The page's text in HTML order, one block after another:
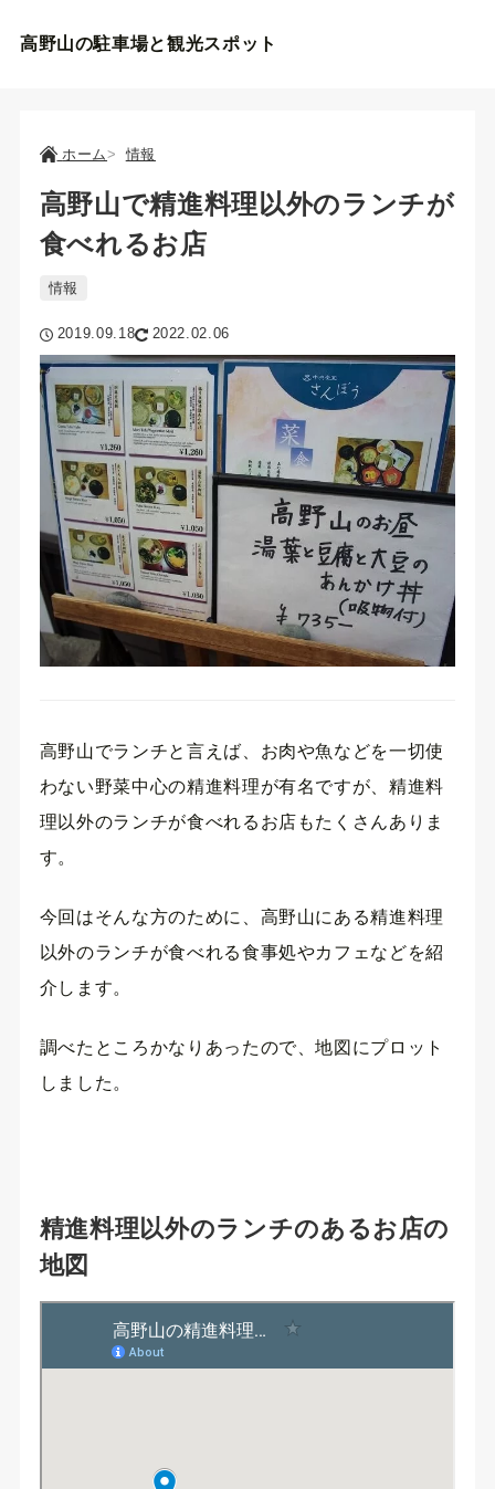
高野山の駐車場と観光スポット
ホーム 情報
高野山で精進料理以外のランチが
食べれるお店
情報
2019.09.18 2022.02.06
高野山でランチと言えば、お肉や魚などを一切使
わない野菜中心の精進料理が有名ですが、精進料
理以外のランチが食べれるお店もたくさんありま
す。
今回はそんな方のために、高野山にある精進料理
以外のランチが食べれる食事処やカフェなどを紹
介します。
調べたところかなりあったので、地図にプロット
しました。
精進料理以外のランチのあるお店の
地図